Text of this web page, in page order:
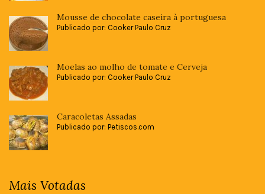
Mousse de chocolate caseira à portuguesa
Publicado por: Cooker Paulo Cruz
Moelas ao molho de tomate e Cerveja
Publicado por: Cooker Paulo Cruz
Caracoletas Assadas
Publicado por: Petiscos.com
Mais Votadas